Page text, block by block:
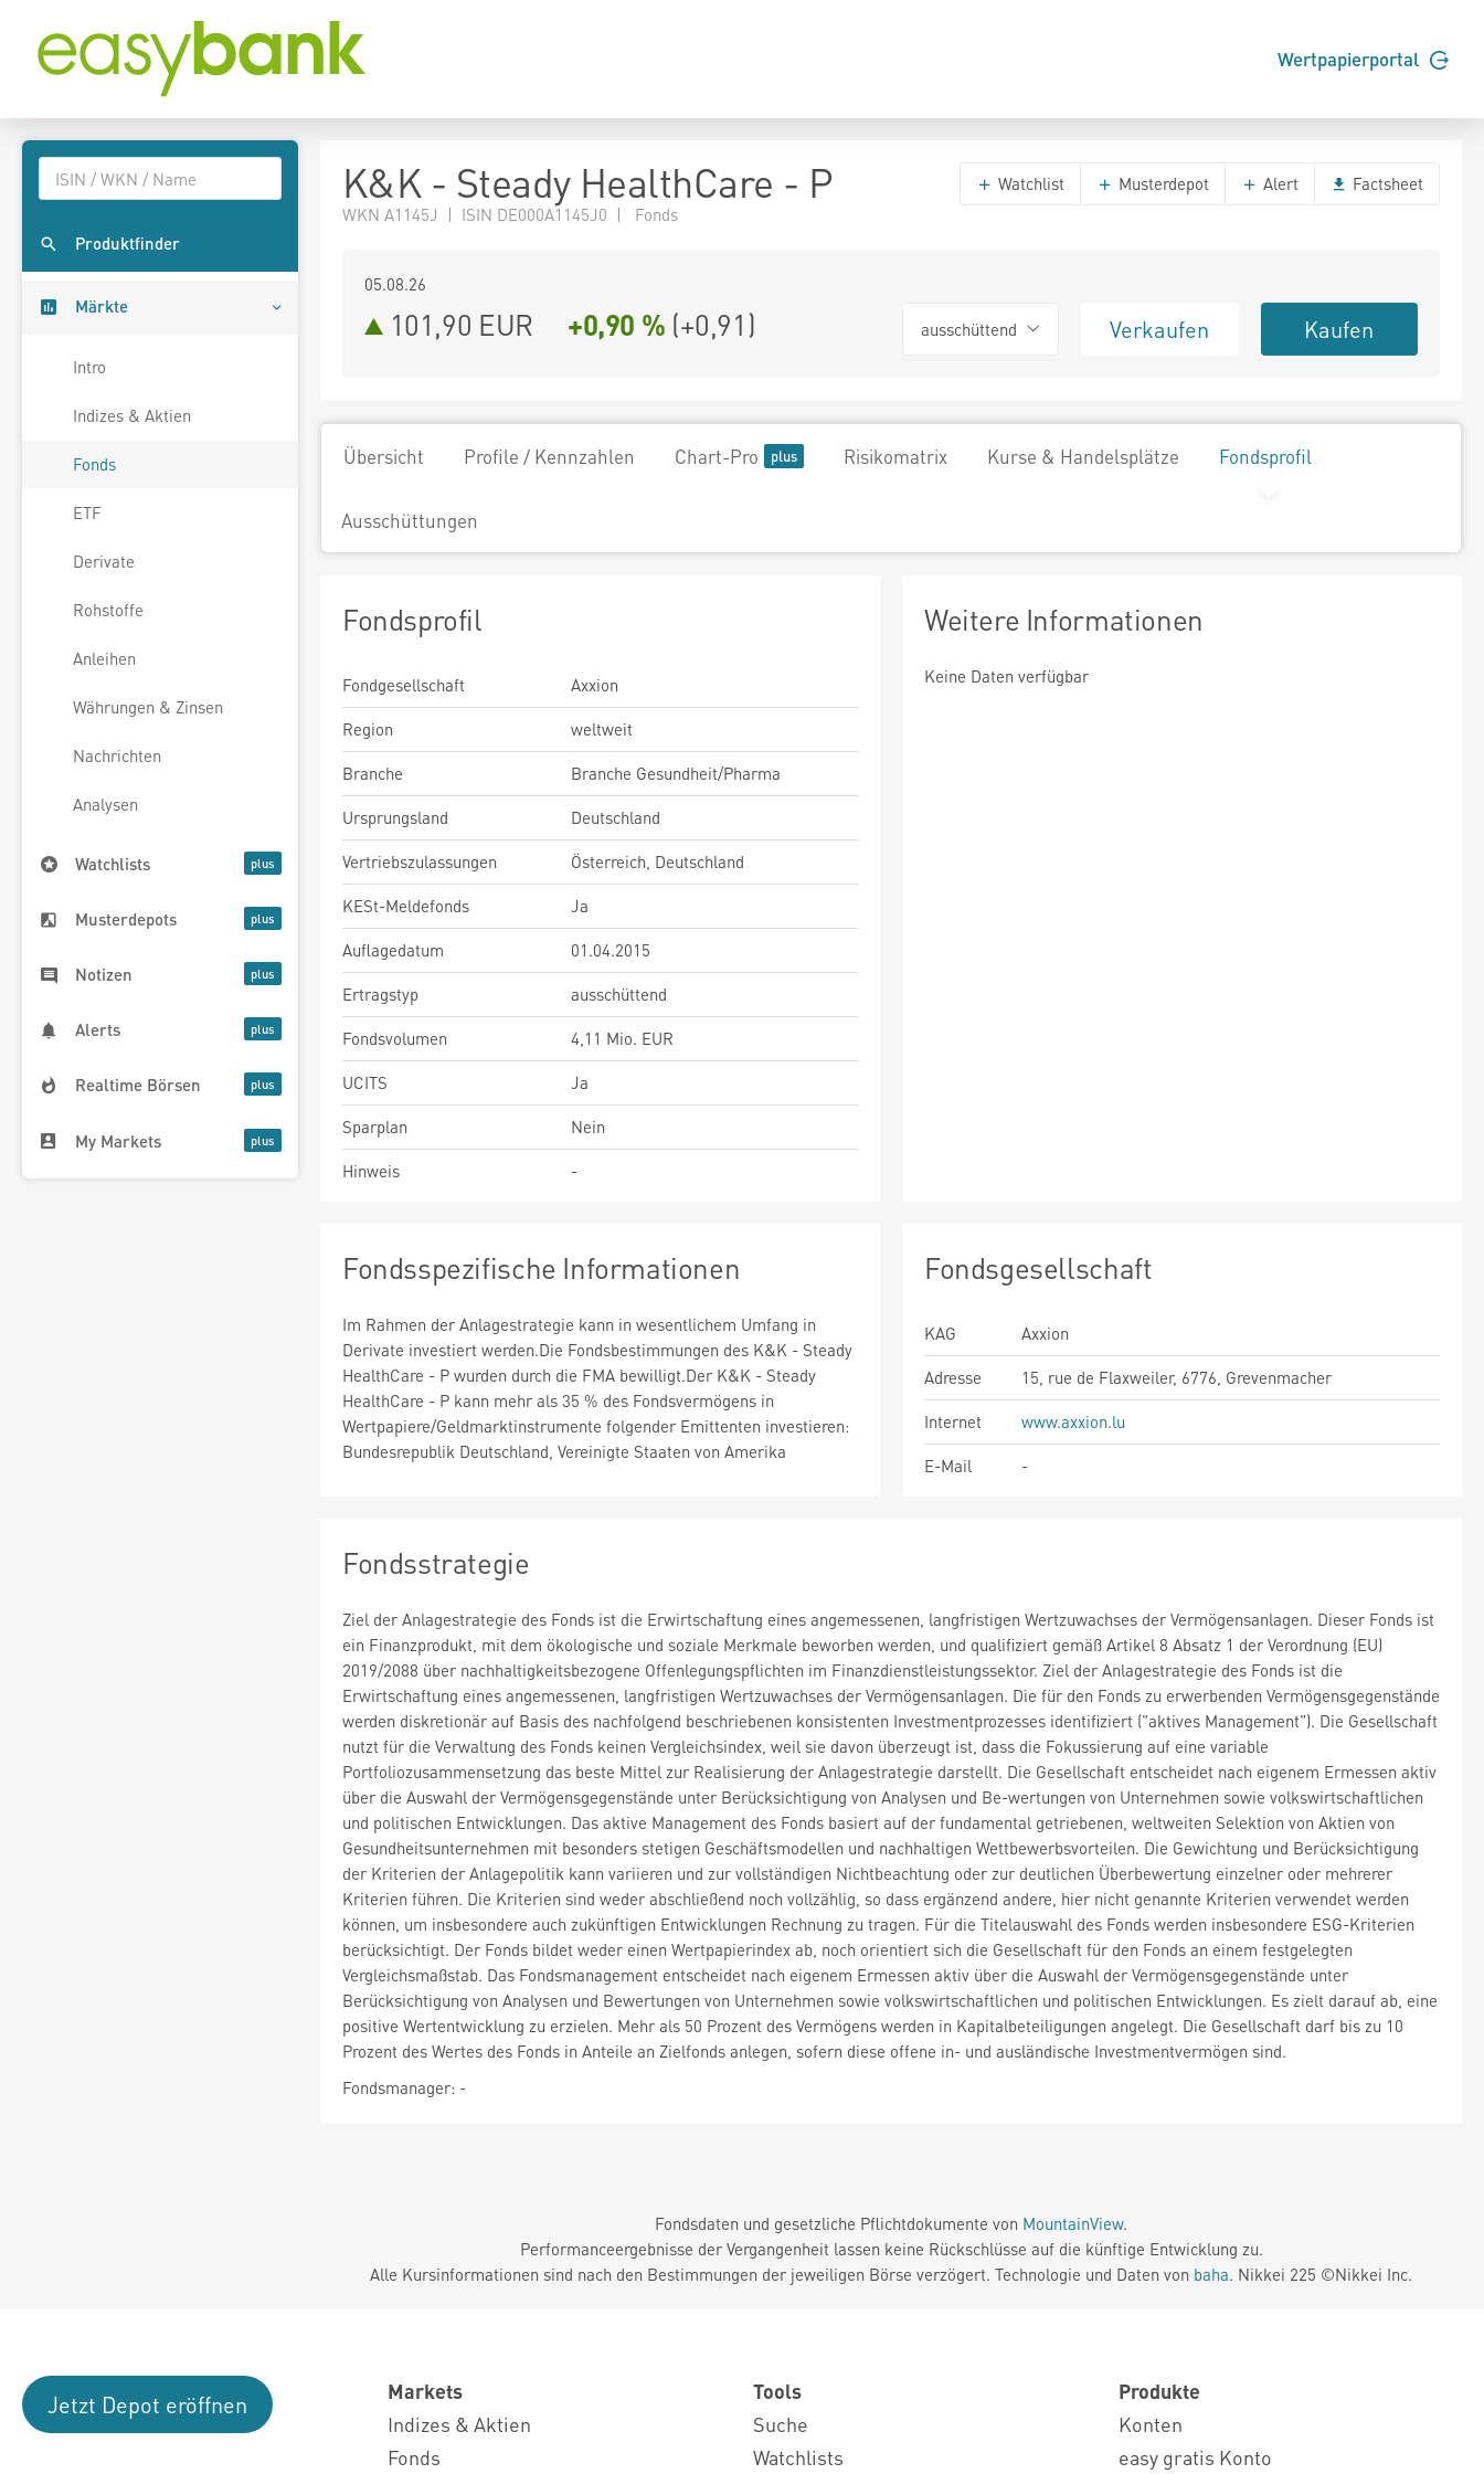
Wertpapierportal
Produktfinder
Märkte
Intro
Indizes & Aktien
Fonds
ETF
Derivate
Rohstoffe
Anleihen
Währungen & Zinsen
Nachrichten
Analysen
Watchlists
Musterdepots
Notizen
Alerts
Realtime Börsen
My Markets
K&K - Steady HealthCare - P
WKN A1145J | ISIN DE000A1145J0 | Fonds
Watchlist Musterdepot Alert Factsheet
05.08.26
101,90 EUR +0,90 % (+0,91) ausschüttend Verkaufen Kaufen
Übersicht Profile / Kennzahlen Chart-Pro Risikomatrix Kurse & Handelsplätze Fondsprofil
Ausschüttungen
Fondsprofil
Fondgesellschaft
Axxion
Region
weltweit
Branche
Branche Gesundheit/Pharma
Ursprungsland
Deutschland
Vertriebszulassungen
Österreich, Deutschland
KESt-Meldefonds
Ja
Auflagedatum
01.04.2015
Ertragstyp
ausschüttend
Fondsvolumen
4,11 Mio. EUR
UCITS
Ja
Sparplan
Nein
Hinweis
-
Weitere Informationen
Keine Daten verfügbar
Fondsspezifische Informationen
Im Rahmen der Anlagestrategie kann in wesentlichem Umfang in
Derivate investiert werden.Die Fondsbestimmungen des K&K - Steady
HealthCare - P wurden durch die FMA bewilligt.Der K&K - Steady
HealthCare - P kann mehr als 35 % des Fondsvermögens in
Wertpapiere/Geldmarktinstrumente folgender Emittenten investieren:
Bundesrepublik Deutschland, Vereinigte Staaten von Amerika
Fondsgesellschaft
KAG
Axxion
Adresse
15, rue de Flaxweiler, 6776, Grevenmacher
Internet
www.axxion.lu
E-Mail
-
Fondsstrategie
Ziel der Anlagestrategie des Fonds ist die Erwirtschaftung eines angemessenen, langfristigen Wertzuwachses der Vermögensanlagen. Dieser Fonds ist
ein Finanzprodukt, mit dem ökologische und soziale Merkmale beworben werden, und qualifiziert gemäß Artikel 8 Absatz 1 der Verordnung (EU)
2019/2088 über nachhaltigkeitsbezogene Offenlegungspflichten im Finanzdienstleistungssektor. Ziel der Anlagestrategie des Fonds ist die
Erwirtschaftung eines angemessenen, langfristigen Wertzuwachses der Vermögensanlagen. Die für den Fonds zu erwerbenden Vermögensgegenstände
werden diskretionär auf Basis des nachfolgend beschriebenen konsistenten Investmentprozesses identifiziert ("aktives Management"). Die Gesellschaft
nutzt für die Verwaltung des Fonds keinen Vergleichsindex, weil sie davon überzeugt ist, dass die Fokussierung auf eine variable
Portfoliozusammensetzung das beste Mittel zur Realisierung der Anlagestrategie darstellt. Die Gesellschaft entscheidet nach eigenem Ermessen aktiv
über die Auswahl der Vermögensgegenstände unter Berücksichtigung von Analysen und Be-wertungen von Unternehmen sowie volkswirtschaftlichen
und politischen Entwicklungen. Das aktive Management des Fonds basiert auf der fundamental getriebenen, weltweiten Selektion von Aktien von
Gesundheitsunternehmen mit besonders stetigen Geschäftsmodellen und nachhaltigen Wettbewerbsvorteilen. Die Gewichtung und Berücksichtigung
der Kriterien der Anlagepolitik kann variieren und zur vollständigen Nichtbeachtung oder zur deutlichen Überbewertung einzelner oder mehrerer
Kriterien führen. Die Kriterien sind weder abschließend noch vollzählig, so dass ergänzend andere, hier nicht genannte Kriterien verwendet werden
können, um insbesondere auch zukünftigen Entwicklungen Rechnung zu tragen. Für die Titelauswahl des Fonds werden insbesondere ESG-Kriterien
berücksichtigt. Der Fonds bildet weder einen Wertpapierindex ab, noch orientiert sich die Gesellschaft für den Fonds an einem festgelegten
Vergleichsmaßstab. Das Fondsmanagement entscheidet nach eigenem Ermessen aktiv über die Auswahl der Vermögensgegenstände unter
Berücksichtigung von Analysen und Bewertungen von Unternehmen sowie volkswirtschaftlichen und politischen Entwicklungen. Es zielt darauf ab, eine
positive Wertentwicklung zu erzielen. Mehr als 50 Prozent des Vermögens werden in Kapitalbeteiligungen angelegt. Die Gesellschaft darf bis zu 10
Prozent des Wertes des Fonds in Anteile an Zielfonds anlegen, sofern diese offene in- und ausländische Investmentvermögen sind.
Fondsmanager: -
Fondsdaten und gesetzliche Pflichtdokumente von MountainView.
Performanceergebnisse der Vergangenheit lassen keine Rückschlüsse auf die künftige Entwicklung zu.
Alle Kursinformationen sind nach den Bestimmungen der jeweiligen Börse verzögert. Technologie und Daten von baha. Nikkei 225 ©Nikkei Inc.
Jetzt Depot eröffnen
Markets
Indizes & Aktien
Fonds
Tools
Suche
Watchlists
Produkte
Konten
easy gratis Konto